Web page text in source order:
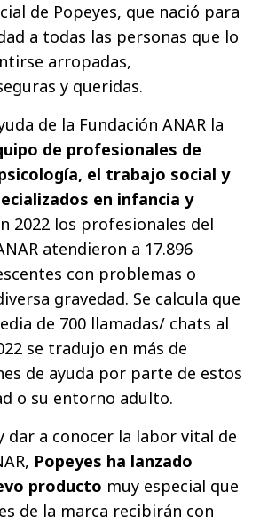
de Popeyes, que nació para
a todas las personas que lo
arropadas,
y queridas.
de la Fundación ANAR la
de profesionales de
el trabajo social y
en infancia y
2022 los profesionales del
atendieron a 17.896
con problemas o
gravedad. Se calcula que
de 700 llamadas/ chats al
se tradujo en más de
de ayuda por parte de estos
o su entorno adulto.
dar a conocer la labor vital de
Popeyes ha lanzado
producto muy especial que
de la marca recibirán con